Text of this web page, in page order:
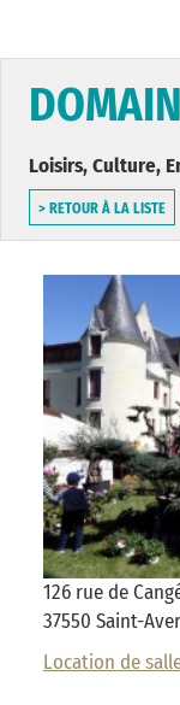
Loisirs, Culture,
> RETOUR À LA LISTE
126 rue de
37550 Saint-
Location de